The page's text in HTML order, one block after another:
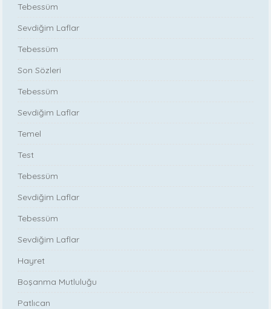
Tebessüm
Sevdiğim Laflar
Tebessüm
Son Sözleri
Tebessüm
Sevdiğim Laflar
Temel
Test
Tebessüm
Sevdiğim Laflar
Tebessüm
Sevdiğim Laflar
Hayret
Boşanma Mutluluğu
Patlıcan